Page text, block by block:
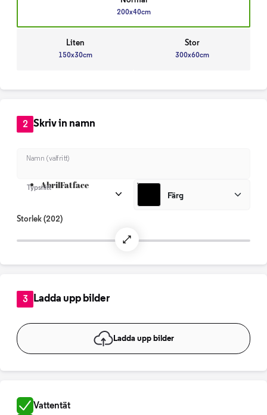
Liten
150x30cm
200x40cm
Stor
300x60cm
2 Skriv in namn
Namn (valfritt)
TypsnittAbrilFatface
Färg
Storlek(202)
3 Ladda upp bilder
Ladda upp bilder
Vattentät